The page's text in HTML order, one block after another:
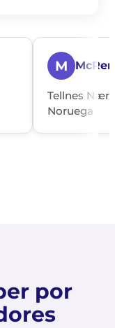
M
Tellnes
Noruega
por